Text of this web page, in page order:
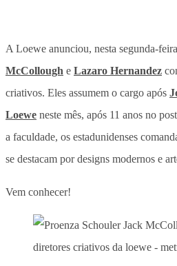
A Loewe anunciou, nesta segunda-
McCollough e Lazaro Hernandez
criativos. Eles assumem o cargo após
Loewe neste mês, após 11 anos no
a faculdade, os estadunidenses
se destacam por designs modernos e
Vem conhecer!